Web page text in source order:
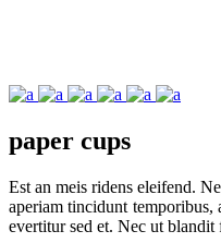
paper cups
Est an meis ridens eleifend.
aperiam tincidunt
evertitur sed et. Nec ut